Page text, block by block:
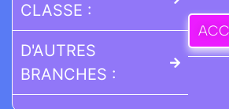
CLASSE :
D'AUTRES
BRANCHES :